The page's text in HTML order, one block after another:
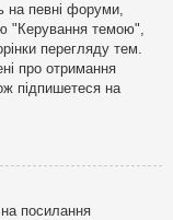
на певні форуми,
"Керування темою",
перегляду тем.
про отримання
підпишетеся на
посилання